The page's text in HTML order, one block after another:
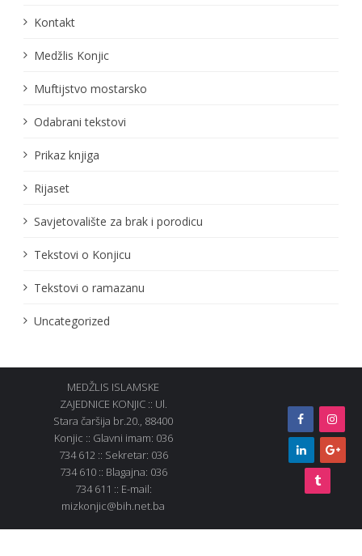
Kontakt
Medžlis Konjic
Muftijstvo mostarsko
Odabrani tekstovi
Prikaz knjiga
Rijaset
Savjetovalište za brak i porodicu
Tekstovi o Konjicu
Tekstovi o ramazanu
Uncategorized
MEDŽLIS ISLAMSKE
ZAJEDNICE KONJIC :: Ul.
Stara čaršija br.20., 88400
Konjic :: Glavni imam: 036
734 612 :: Sekretar: 036
734 610 :: Blagajna: 036
734 611 :: E-mail:
mizkonjic@bih.net.ba